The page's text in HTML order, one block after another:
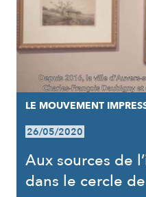
LE MOUVEMENT
26/05/2020
Aux sources de
dans le cercle